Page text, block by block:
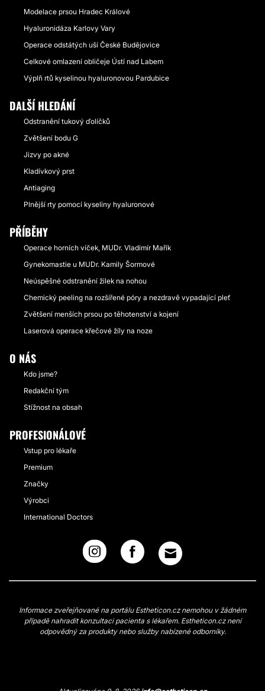
Modelace prsou Hradec Králové
Hyaluronidáza Karlovy Vary
Operace odstátých uší České Budějovice
Celkové omlazení obličeje Ústí nad Labem
Výplň rtů kyselinou hyaluronovou Pardubice
DALŠÍ HLEDÁNÍ
Odstranění tukový ďolíčků
Zvětšení bodu G
Jizvy po akné
Kladívkový prst
Antiaging
Plnější rty pomocí kyseliny hyaluronové
PŘÍBĚHY
Operace horních víček, MUDr. Vladimír Mařík
Gynekomastie u MUDr. Kamily Šormové
Neúspěšné odstranění žilek na nohou
Chemický peeling na rozšířené póry a nezdravě vypadající pleť
Zvětšení menších prsou po těhotenství a kojení
Laserová operace křečové žíly na noze
O NÁS
Kdo jsme?
Redakční tým
Stížnost na obsah
PROFESIONÁLOVÉ
Vstup pro lékaře
Premium
Značky
Výrobci
International Doctors
Informace zveřejňované na portálu Estheticon.cz nemohou v žádném
případě nahradit konzultaci pacienta s lékařem. Estheticon.cz není
odpovědný za produkty nebo služby nabízené odborníky.